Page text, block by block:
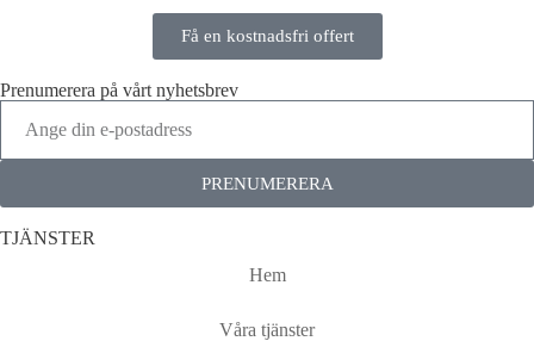
Få en kostnadsfri offert
Prenumerera på vårt nyhetsbrev
PRENUMERERA
TJÄNSTER
Hem
Våra tjänster